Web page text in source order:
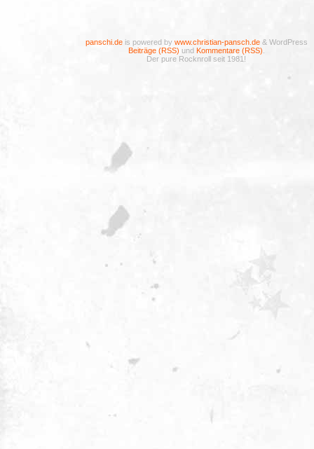
panschi.deis powered by www.christian-pansch.de& WordPress
Beiträge (RSS) und Kommentare (RSS)
Der pure Rocknroll seit 1981!